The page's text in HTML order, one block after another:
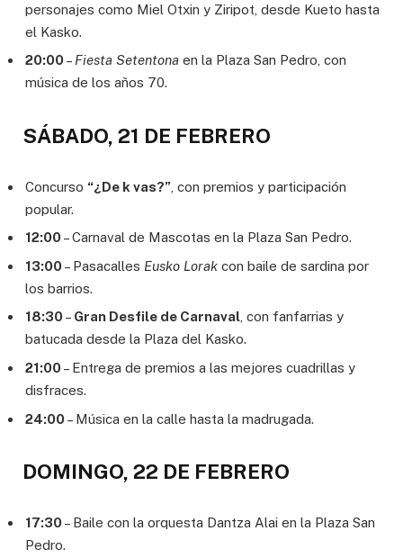
personajes como Miel Otxin y Ziripot, desde Kueto hasta
el Kasko.
20:00– Fiesta Setentona en la Plaza San Pedro, con
música de los años 70.
SÁBADO, 21 DE FEBRERO
Concurso “¿De k vas?” , con premios y participación
popular.
12:00– Carnaval de Mascotas en la Plaza San Pedro.
13:00– Pasacalles Eusko Lorak con baile de sardina por
los barrios.
18:30– Gran Desfile de Carnaval, con fanfarrias y
batucada desde la Plaza del Kasko.
21:00– Entrega de premios a las mejores cuadrillas y
disfraces.
24:00– Música en la calle hasta la madrugada.
DOMINGO, 22 DE FEBRERO
17:30– Baile con la orquesta Dantza Alai en la Plaza San
Pedro.